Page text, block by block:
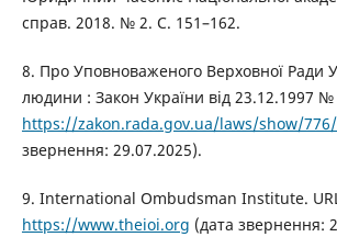
справ. 2018. № 2. С. 151–162.
8. Про Уповноваженого Верховної Ради
людини : Закон України від 23.12.1997 №
https://zakon.rada.gov.ua/laws/show/
звернення: 29.07.2025).
9. International Ombudsman Institute.
https://www.theioi.org (дата звернення: